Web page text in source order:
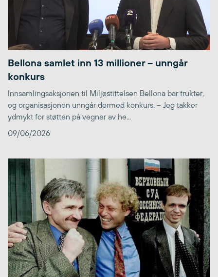
Bellona samlet inn 13 millioner – unngår
konkurs
Innsamlingsaksjonen til Miljøstiftelsen Bellona bar frukter,
og organisasjonen unngår dermed konkurs. – Jeg takker
ydmykt for støtten på vegner av he...
09/06/2026